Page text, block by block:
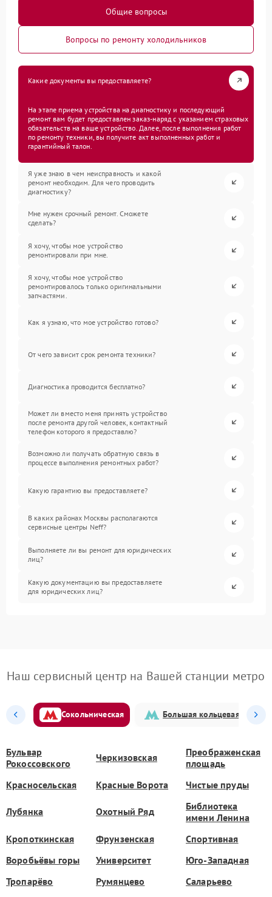
Общие вопросы
Вопросы по ремонту холодильников
Какие документы вы предоставляете?
На этапе приема устройства на диагностику и последующий
ремонт вам будет предоставлен заказ-наряд с указанием страховых
обязательств на ваше устройство. Далее, после выполнения работ
по ремонту техники, вы получите акт выполненных работ и
гарантийный талон.
Я уже знаю в чем неисправность и какой
ремонт необходим. Для чего проводить
диагностику?
Мне нужен срочный ремонт. Сможете
сделать?
Я хочу, чтобы мое устройство
ремонтировали при мне.
Я хочу, чтобы мое устройство
ремонтировалось только оригинальными
запчастями.
Как я узнаю, что мое устройство готово?
От чего зависит срок ремонта техники?
Диагностика проводится бесплатно?
Может ли вместо меня принять устройство
после ремонта другой человек, контактный
телефон которого я предоставлю?
Возможно ли получать обратную связь в
процессе выполнения ремонтных работ?
Какую гарантию вы предоставляете?
В каких районах Москвы располагаются
сервисные центры Neff?
Выполняете ли вы ремонт для юридических
лиц?
Какую документацию вы предоставляете
для юридических лиц?
Наш сервисный центр на Вашей станции метро
Сокольническая Большая кольцевая
Бульвар
Рокоссовского
Черкизовская
Преображенская
площадь
Красносельская
Красные Ворота Чистые пруды
Лубянка Охотный Ряд
Библиотека
имени Ленина
Кропоткинская
Фрунзенская
Спортивная
Воробьёвы горы
Университет
Юго-Западная
Тропарёво
Румянцево
Саларьево